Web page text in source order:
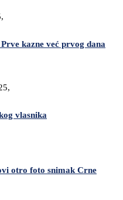
kazne već prvog dana
vlasnika
otro foto snimak Crne